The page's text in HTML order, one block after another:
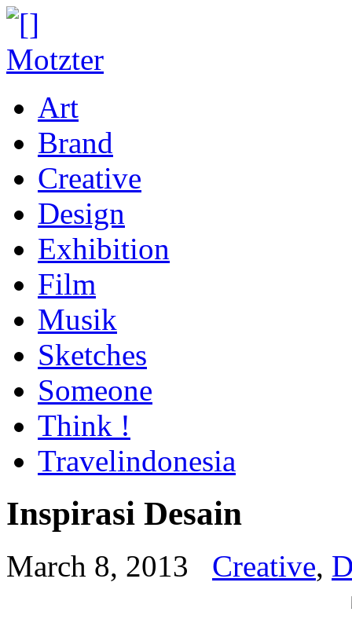
Art
Brand
Creative
Design
Exhibition
Film
Musik
Sketches
Someone
Think !
Travelindonesia
Inspirasi Desain
March 8, 2013 Creative,